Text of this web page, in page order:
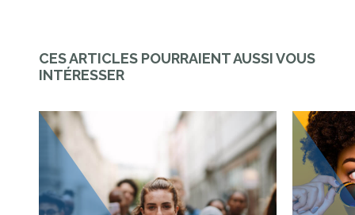
CES ARTICLES POURRAIENT AUSSI VOUS
INTÉRESSER